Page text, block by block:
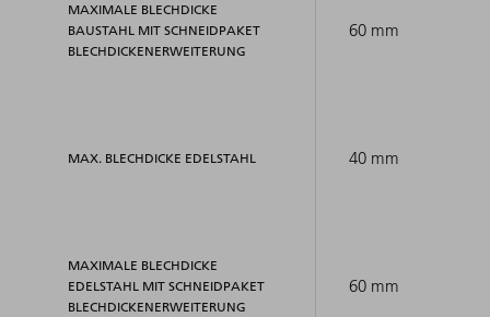
MAXIMALE BLECHDICKE
BAUSTAHL MIT SCHNEIDPAKET
BLECHDICKENERWEITERUNG
MAX. BLECHDICKE EDELSTAHL
MAXIMALE BLECHDICKE
EDELSTAHL MIT SCHNEIDPAKET
BLECHDICKENERWEITERUNG
60 mm
40 mm
60 mm